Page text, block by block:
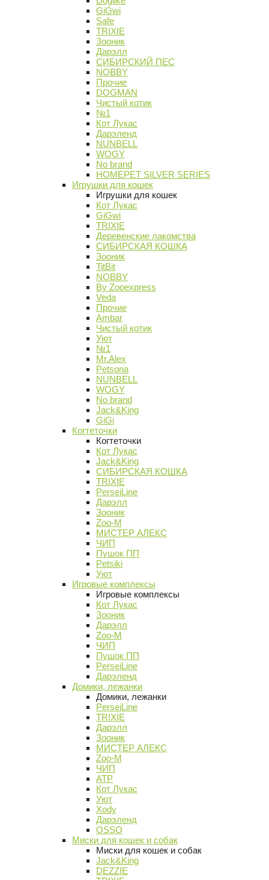
GiGwi
Safe
TRIXIE
Зооник
Дарэлл
СИБИРСКИЙ ПЕС
NOBBY
Прочие
DOGMAN
Чистый котик
№1
Кот Лукас
Дарэленд
NUNBELL
WOGY
No brand
HOMEPET SILVER SERIES
Игрушки для кошек
Игрушки для кошек
Кот Лукас
GiGwi
TRIXIE
Деревенские лакомства
СИБИРСКАЯ КОШКА
Зооник
TitBit
NOBBY
By Zooexpress
Veda
Прочие
Ambar
Чистый котик
Уют
№1
Mr.Alex
Petsona
NUNBELL
WOGY
No brand
Jack&King
GiGi
Когтеточки
Когтеточки
Кот Лукас
Jack&King
СИБИРСКАЯ КОШКА
TRIXIE
PerseiLine
Дарэлл
Зооник
Zoo-M
МИСТЕР АЛЕКС
ЧИП
Пушок ПП
Petsiki
Уют
Игровые комплексы
Игровые комплексы
Кот Лукас
Зооник
Дарэлл
Zoo-M
ЧИП
Пушок ПП
PerseiLine
Дарэленд
Домики, лежанки
Домики, лежанки
PerseiLine
TRIXIE
Дарэлл
Зооник
МИСТЕР АЛЕКС
Zoo-M
ЧИП
АТР
Кот Лукас
Уют
Xody
Дарэленд
OSSO
Миски для кошек и собак
Миски для кошек и собак
Jack&King
DEZZIE